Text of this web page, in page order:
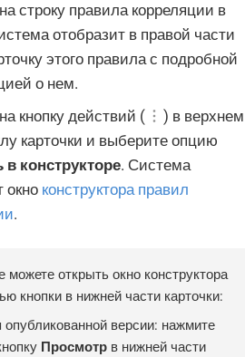
строку правила корреляции в
отобразит в правой части
этого правила с подробной
о нем.
кнопку действий (
) в верхнем
карточки и выберите опцию
в конструкторе. Система
окно конструктора правил
.
можете открыть окно конструктора
кнопки в нижней части карточки:
опубликованной версии: нажмите
Просмотр в нижней части